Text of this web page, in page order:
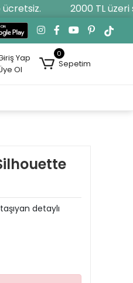
2000 TL üzeri
Yap
Ol
0
Sepetim
detaylı